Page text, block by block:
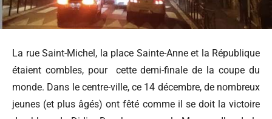
La rue Saint-Michel, la place Sainte-Anne et la République
étaient combles, pour
cette demi-finale de la coupe du
monde. Dans le centre-ville, ce 14 décembre, de nombreux
jeunes (et plus âgés) ont fêté comme il se doit la victoire